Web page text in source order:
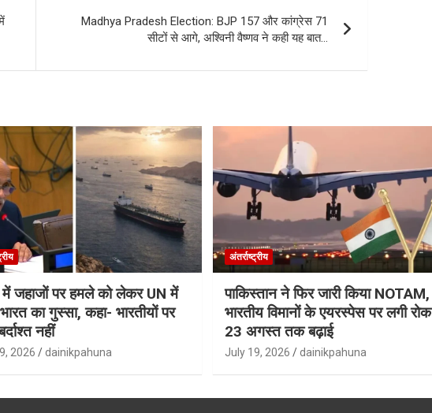
Madhya Pradesh Election: BJP 157 और कांग्रेस 71
सीटों से आगे, अश्विनी वैष्णव ने कही यह बात…
में जहाजों पर हमले को लेकर UN में
का गुस्सा, कहा- भारतीयों पर
नहीं
2026 dainikpahuna
अंतर्राष्ट्रीय
पाकिस्तान ने फिर जारी किया NOTAM,
भारतीय विमानों के एयरस्पेस पर लगी रोक
23 अगस्त तक बढ़ाई
July 19, 2026 dainikpahuna